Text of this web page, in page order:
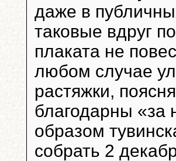
даже в
таковые вдруг
плаката не
любом случае
растяжки,
благодарны «за
образом
собрать 2